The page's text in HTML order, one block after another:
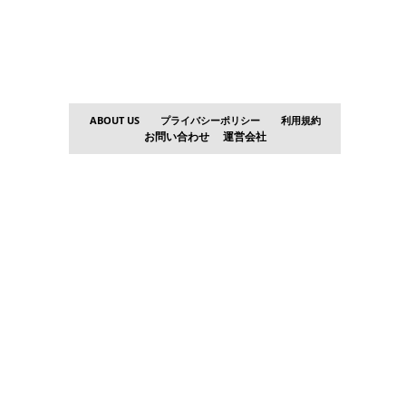
ABOUT US プライバシーポリシー 利用規約
お問い合わせ 運営会社